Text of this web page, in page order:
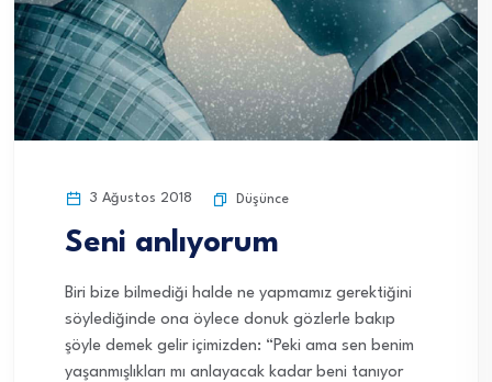
3 Ağustos 2018 Düşünce
Seni anlıyorum
Biri bize bilmediği halde ne yapmamız gerektiğini
söylediğinde ona öylece donuk gözlerle bakıp
şöyle demek gelir içimizden: “Peki ama sen benim
yaşanmışlıkları mı anlayacak kadar beni tanıyor